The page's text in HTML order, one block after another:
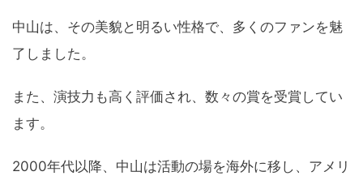
中山は、その美貌と明るい性格で、多くのファンを魅
了しました。
また、演技力も高く評価され、数々の賞を受賞してい
ます。
2000年代以降、中山は活動の場を海外に移し、アメリ